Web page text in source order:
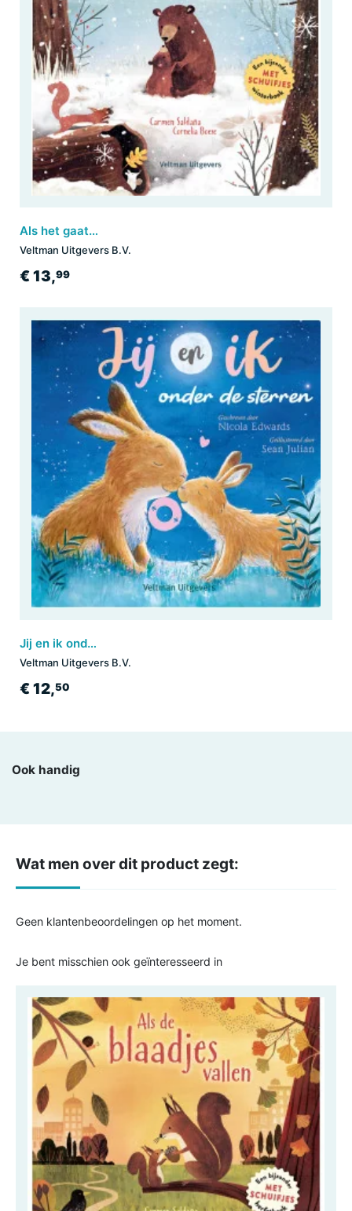
Als het gaat sneeuwen
Veltman Uitgevers B.V.
€ 13,99
Jij en ik onder de sterren
Veltman Uitgevers B.V.
€ 12,50
Ook handig
Wat men over dit product zegt:
Geen klantenbeoordelingen op het moment.
Je bent misschien ook geïnteresseerd in